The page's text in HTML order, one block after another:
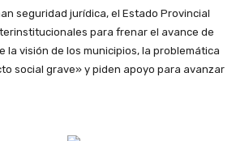
seguridad jurídica, el Estado Provincial
para frenar el avance de
la visión de los municipios, la problemática
social grave» y piden apoyo para avanzar